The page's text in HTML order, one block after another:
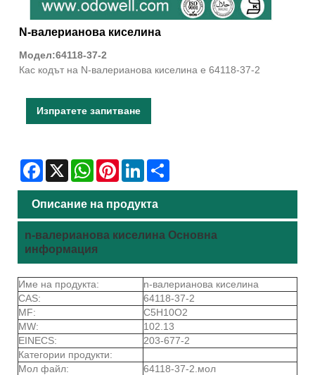
N-валерианова киселина
Модел:64118-37-2
Кас кодът на N-валерианова киселина е 64118-37-2
Изпратете запитване
Facebook
X WhatsAppPinterestLinkedIn
Описание на продукта
n-валерианова киселина Основна
информация
Име на продукта:
n-валерианова киселина
CAS:
64118-37-2
MF:
C5H10O2
MW:
102.13
EINECS:
203-677-2
Категории продукти:
Мол файл:
64118-37-2.мол